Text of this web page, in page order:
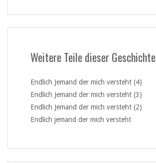
Weitere Teile dieser Geschichte
Endlich Jemand der mich versteht (4)
Endlich Jemand der mich versteht (3)
Endlich Jemand der mich versteht (2)
Endlich jemand der mich versteht